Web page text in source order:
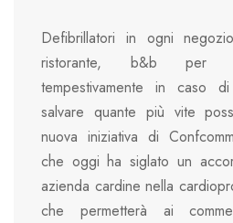
Defibrillatori in ogni
ristorante, b&b per
tempestivamente in caso
salvare quante più vite
nuova iniziativa di
che oggi ha siglato un
azienda cardine nella
che permetterà ai